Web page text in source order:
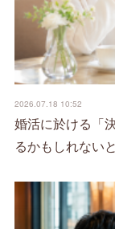
2026.07.18 10:52
婚活に於ける「
るかもしれない